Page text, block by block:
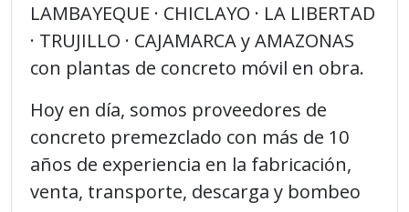
LAMBAYEQUE · CHICLAYO · LA LIBERTAD
· TRUJILLO · CAJAMARCA y AMAZONAS
con plantas de concreto móvil en obra.
Hoy en día, somos proveedores de
concreto premezclado con más de 10
años de experiencia en la fabricación,
venta, transporte, descarga y bombeo